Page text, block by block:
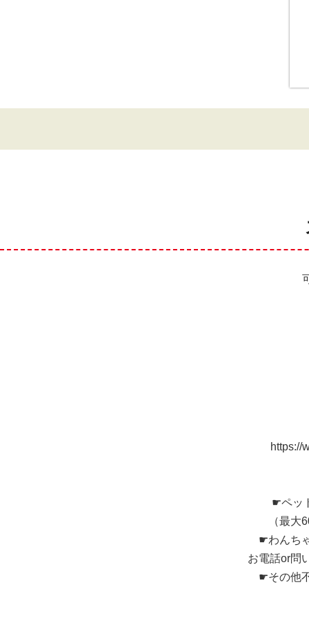
https://
☛ペッ
（最
☛わんち
お電話or問
☛その他